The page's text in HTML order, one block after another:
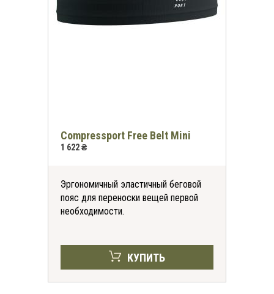
Compressport Free Belt Mini
1 622 ₴
Эргономичный эластичный беговой
пояс для переноски вещей первой
необходимости.
КУПИТЬ